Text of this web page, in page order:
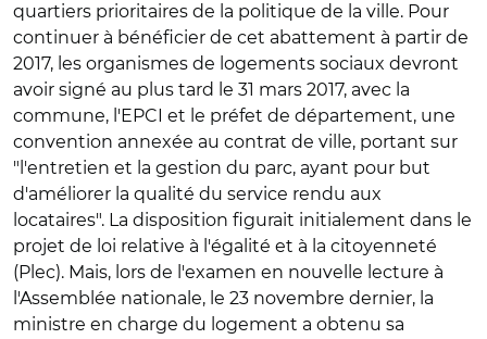
quartiers prioritaires de la politique de la ville. Pour
continuer à bénéficier de cet abattement à partir de
2017, les organismes de logements sociaux devront
avoir signé au plus tard le 31 mars 2017, avec la
commune, l'EPCI et le préfet de département, une
convention annexée au contrat de ville, portant sur
"l'entretien et la gestion du parc, ayant pour but
d'améliorer la qualité du service rendu aux
locataires". La disposition figurait initialement dans le
projet de loi relative à l'égalité et à la citoyenneté
(Plec). Mais, lors de l'examen en nouvelle lecture à
l'Assemblée nationale, le 23 novembre dernier, la
ministre en charge du logement a obtenu sa